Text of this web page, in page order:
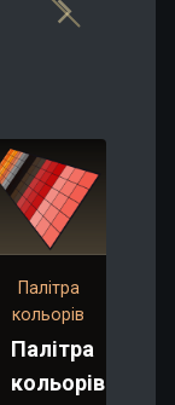
Палітра
кольорів
Палітра
кольорів